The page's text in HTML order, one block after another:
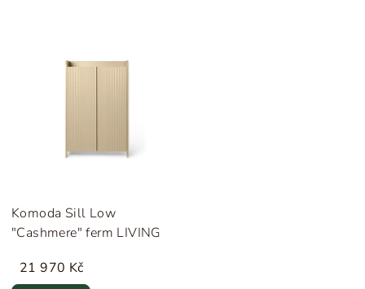
Komoda Sill Low
"Cashmere" ferm LIVING
21 970 Kč